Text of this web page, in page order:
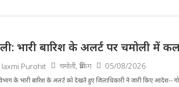
भारी बारिश के अलर्ट पर चमोली में
laxmi Purohit चमोली, ब्रेकिंग 05/08/2026
के भारी बारिश के अलर्ट को देखते हुए जिला​धिकारी ने जारी किए आदेश--